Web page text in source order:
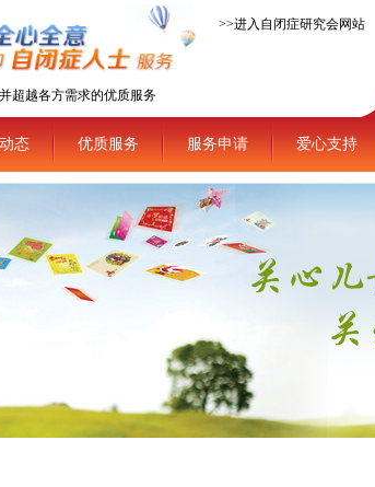
>>进入自闭症研究会网站
超越各方需求的优质服务
态 优质服务 服务申请 爱心支持